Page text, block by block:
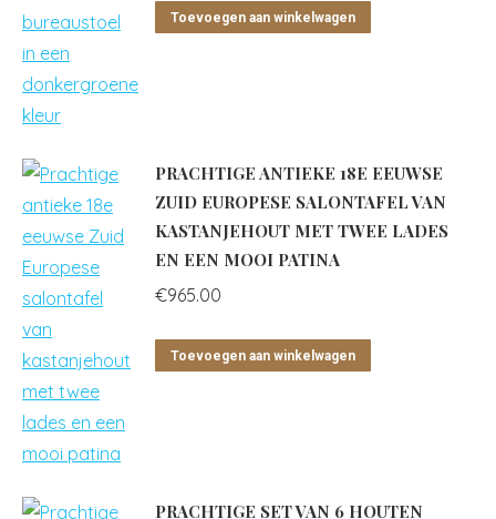
Toevoegen aan winkelwagen
PRACHTIGE ANTIEKE 18E EEUWSE
ZUID EUROPESE SALONTAFEL VAN
KASTANJEHOUT MET TWEE LADES
EN EEN MOOI PATINA
€965.00
Toevoegen aan winkelwagen
PRACHTIGE SET VAN 6 HOUTEN